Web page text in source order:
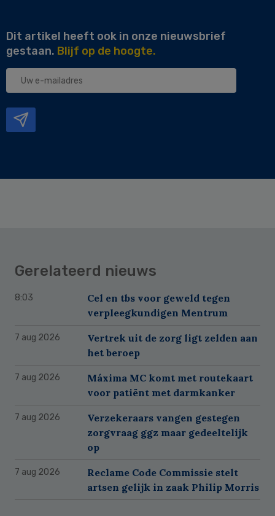
Dit artikel heeft ook in onze nieuwsbrief
gestaan. Blijf op de hoogte.
Uw
Gerelateerd nieuws
8:03
Cel en tbs voor geweld tegen
verpleegkundigen Mentrum
7 aug 2026
Vertrek uit de zorg ligt zelden aan
het beroep
7 aug 2026
Máxima MC komt met routekaart
voor patiënt met darmkanker
7 aug 2026
Verzekeraars vangen gestegen
zorgvraag ggz maar gedeeltelijk
op
7 aug 2026
Reclame Code Commissie stelt
artsen gelijk in zaak Philip Morris